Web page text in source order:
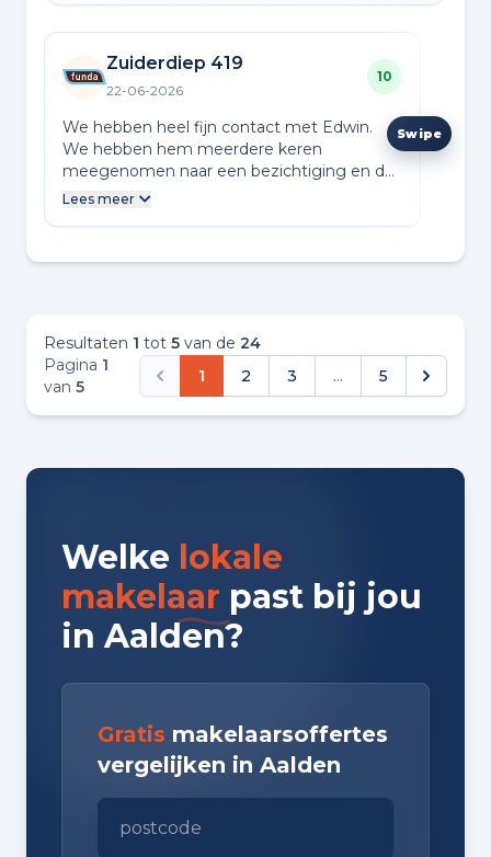
Zuiderdiep 419
22-06-2026
10
We hebben heel fijn contact met Edwin.
We hebben hem meerdere keren
meegenomen naar een bezichtiging en dat
gaf ons een goed gevoel. Wij zouden hem
Lees meer
Resultaten 1 tot 5 van de 24
Pagina 1
van 5
1 2 3 ... 5
Welke lokale
makelaar past bij jou
in Aalden?
Gratis makelaarsoffertes
vergelijken in Aalden